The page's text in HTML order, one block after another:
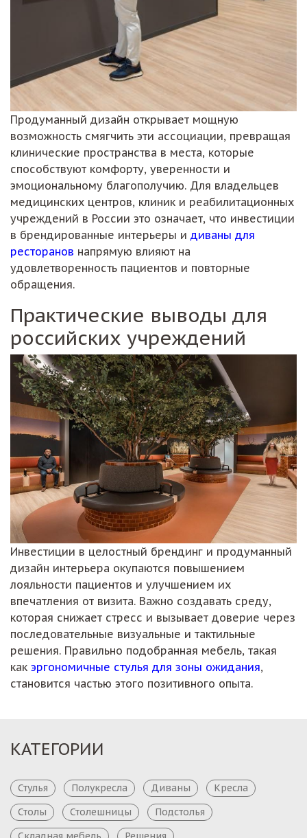
Продуманный дизайн открывает мощную
возможность смягчить эти ассоциации, превращая
клинические пространства в места, которые
способствуют комфорту, уверенности и
эмоциональному благополучию. Для владельцев
медицинских центров, клиник и реабилитационных
учреждений в России это означает, что инвестиции
в брендированные интерьеры и диваны для
ресторанов напрямую влияют на
удовлетворенность пациентов и повторные
обращения.
Практические выводы для
российских учреждений
Инвестиции в целостный брендинг и продуманный
дизайн интерьера окупаются повышением
лояльности пациентов и улучшением их
впечатления от визита. Важно создавать среду,
которая снижает стресс и вызывает доверие через
последовательные визуальные и тактильные
решения. Правильно подобранная мебель, такая
как эргономичные стулья для зоны ожидания,
становится частью этого позитивного опыта.
КАТЕГОРИИ
Стулья Полукресла Диваны
Кресла
Столы
Столешницы
Подстолья